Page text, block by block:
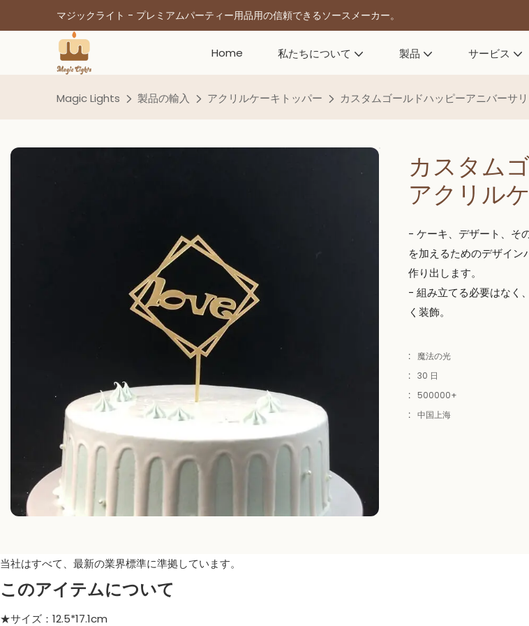
マジックライト - プレミアムパーティー用品用の信頼できるソースメーカー。
Home 私たちについて 製品 サービス
Magic Lights 製品の輸入 アクリルケーキトッパー カスタムゴールドハッピーアニバーサ
カスタム
アクリル
- ケーキ、デザート、そ
を加えるためのデザイ
作り出します。
- 組み立てる必要はなく
く装飾。
:
魔法の光
: 30 日
:
500000+
: 中国上海
当社はすべて、最新の業界標準に準拠しています。
このアイテムについて
★サイズ：12.5*17.1cm